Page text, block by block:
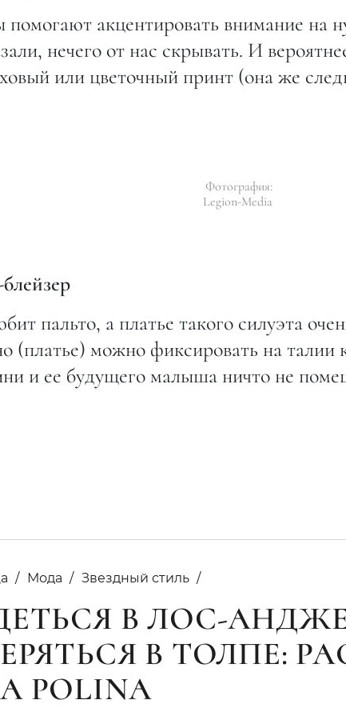
акцентировать внимание на
нечего от нас скрывать. И
или цветочный принт (она же
Фотография:
Legion-Media
пальто, а платье такого силуэта
(платье) можно фиксировать на талии
и ее будущего малыша ничто не
Мода Звездный стиль
В ЛОС-
В ТОЛПЕ:
POLINA